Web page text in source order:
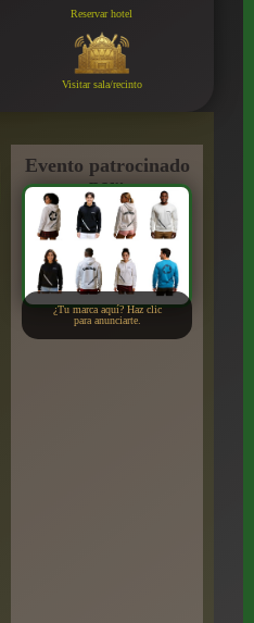
Reservar hotel
Visitar sala/recinto
Evento patrocinado
por:
¿Tu marca aquí? Haz clic
para anunciarte.